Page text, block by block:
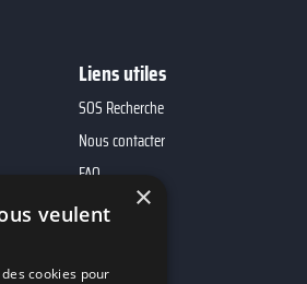
Liens utiles
SOS Recherche
Nous contacter
FAQ
×
veulent
cookies pour